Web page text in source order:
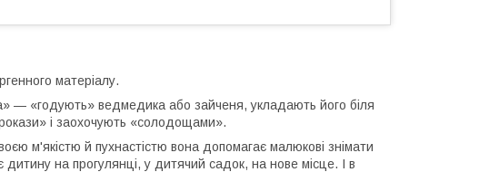
матеріалу.
— «годують» ведмедика або зайченя, укладають його біля
і заохочують «солодощами».
м'якістю й пухнастістю вона допомагає малюкові знімати
на прогулянці, у дитячий садок, на нове місце. І в